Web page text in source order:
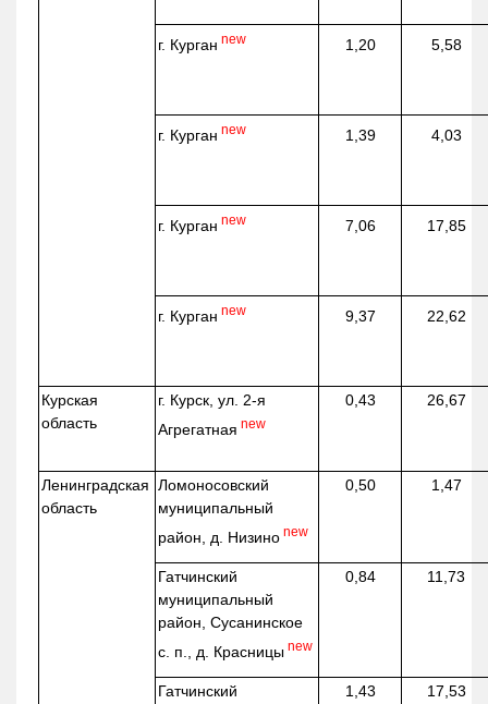
г. Курган new 1,20 5,58
г. Курган new 1,39 4,03
г. Курган new 7,06 17,85
г. Курган new 9,37 22,62
Курская
область
г. Курск, ул. 2-я
Агрегатная new
0,43 26,67
Ленинградская
область
Ломоносовский
муниципальный
район, д. Низино new
0,50 1,47
Гатчинский
муниципальный
район, Сусанинское
с. п., д. Красницы new
0,84 11,73
Гатчинский
1,43 17,53